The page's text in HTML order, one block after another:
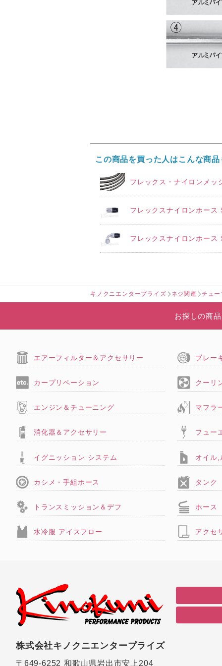
この商品を買った人はこんな商
フレックス・ナイロンメ
フレックスナイロンホー
フレックスナイロンホー
キノクニエンタープライズ ネジ関連 チュ
お探しの商
エアーフィルター＆アクセサリー ブレー
カープリペーション クーリ
エンジン＆チューニング マフラ
消化器＆アクセサリー フュー
イグニッション システム オイル,
カシメ・手組ホース タンク
トランスミッション＆デフ ホース
水冷服 アイスフロー アクセ
株式会社キノクニエンタープライズ
〒649-6252 和歌山県岩出市安上204